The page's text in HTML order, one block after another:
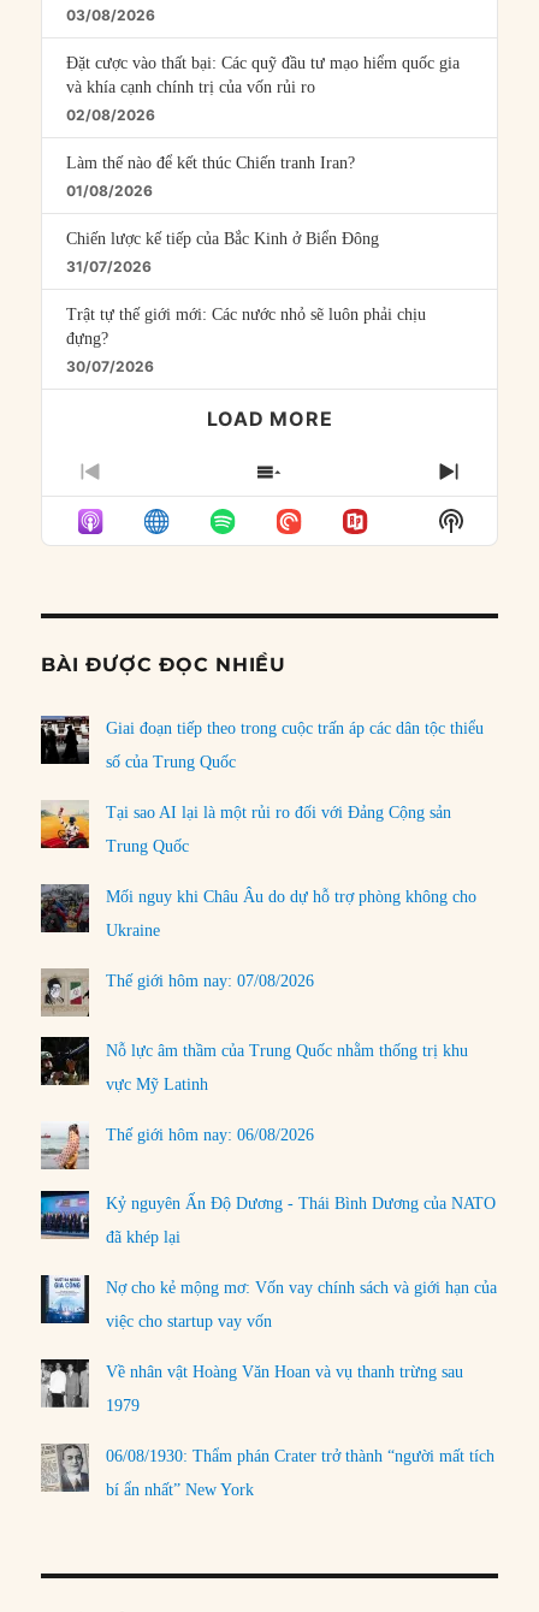
03/08/2026
Đặt cược vào thất bại: Các quỹ đầu tư mạo hiểm quốc gia
và khía cạnh chính trị của vốn rủi ro
02/08/2026
Làm thế nào để kết thúc Chiến tranh Iran?
01/08/2026
Chiến lược kế tiếp của Bắc Kinh ở Biển Đông
31/07/2026
Trật tự thế giới mới: Các nước nhỏ sẽ luôn phải chịu
đựng?
30/07/2026
LOAD MORE
PREVIOUS
EPISODE
SHOW
EPISODES
LIST
NEXT
Show
Podcast
BÀI ĐƯỢC ĐỌC NHIỀU
Giai đoạn tiếp theo trong cuộc trấn áp các dân tộc thiểu
số của Trung Quốc
Tại sao AI lại là một rủi ro đối với Đảng Cộng sản
Trung Quốc
Mối nguy khi Châu Âu do dự hỗ trợ phòng không cho
Ukraine
Thế giới hôm nay: 07/08/2026
Nỗ lực âm thầm của Trung Quốc nhằm thống trị khu
vực Mỹ Latinh
Thế giới hôm nay: 06/08/2026
Kỷ nguyên Ấn Độ Dương - Thái Bình Dương của NATO
đã khép lại
Nợ cho kẻ mộng mơ: Vốn vay chính sách và giới hạn của
việc cho startup vay vốn
Về nhân vật Hoàng Văn Hoan và vụ thanh trừng sau
1979
06/08/1930: Thẩm phán Crater trở thành “người mất tích
bí ẩn nhất” New York